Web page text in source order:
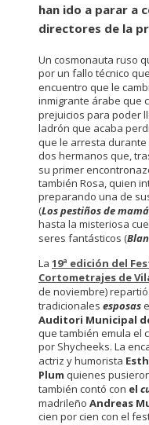
han ido a parar a
directores de la
Un cosmonauta ruso
por un fallo técnico
encuentro que le
inmigrante árabe que
prejuicios para poder
ladrón que acaba
que le arresta
dos hermanos que,
su primer
también Rosa, quien
preparando una de
(Los pestiños de mamá
hasta la misteriosa
seres fantásticos (
La 19ª edición del
Cortometrajes de
de noviembre)
tradicionales esposas
Auditori Municipal
que también emula el
por Shycheeks. La
actriz y humorista
Plum quienes
también contó con el
madrileño Andreas
cien por cien con el